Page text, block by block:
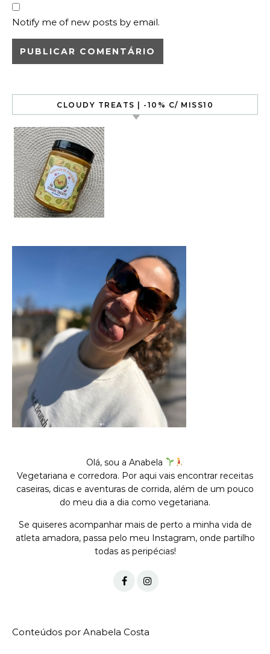
Notify me of new posts by email.
CLOUDY TREATS | -10% C/ MISS10
Olá, sou a Anabela
Vegetariana e corredora. Por aqui vais encontrar receitas
caseiras, dicas e aventuras de corrida, além de um pouco
do meu dia a dia como vegetariana.
Se quiseres acompanhar mais de perto a minha vida de
atleta amadora, passa pelo meu Instagram, onde partilho
todas as peripécias!
Conteúdos por Anabela Costa